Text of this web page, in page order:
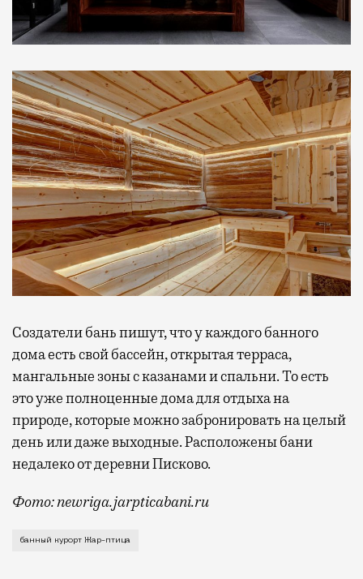
Создатели бань пишут, что у каждого банного
дома есть свой бассейн, открытая терраса,
мангальные зоны с казанами и спальни. То есть
это уже полноценные дома для отдыха на
природе, которые можно забронировать на целый
день или даже выходные.Расположены бани
недалеко от деревни Писково.
Фото: newriga.jarpticabani.ru
Больше года назад первые бани «Жар-птица»
банный курорт Жар-птица